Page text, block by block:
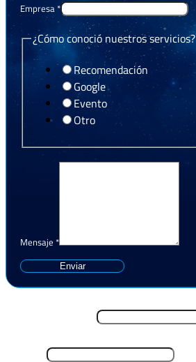
Empresa *
¿Cómo conoció nuestros servicios?
Recomendación
Google
Evento
Otro
Mensaje *
Enviar